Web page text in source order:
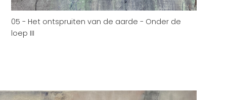
05 - Het ontspruiten van de aarde - Onder de
loep III